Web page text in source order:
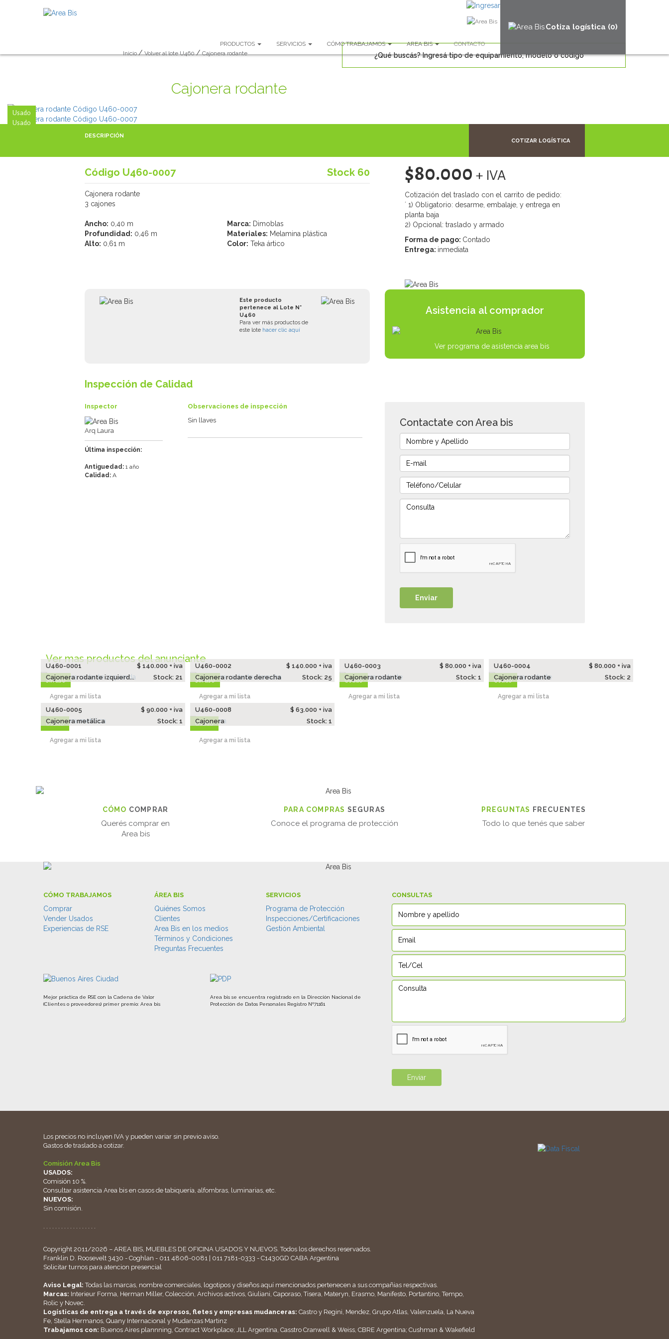
PRODUCTOS SERVICIOS CÓMO TRABAJAMOS AREA BIS CONTACTO
Cotiza logística (0)
Inicio / Volver al lote U460/ Cajonera rodante
Cajonera rodante
Usado
Usado
DESCRIPCIÓN
COTIZAR LOGÍSTICA
Código U460-0007 Stock 60
Cajonera rodante
3 cajones
Ancho: 0,40 m
Profundidad: 0,46 m
Alto: 0,61 m
Marca: Dimoblas
Materiales: Melamina plástica
Color: Teka ártico
$80.000+ IVA
Cotización del traslado con el carrito de pedido:
´ 1) Obligatorio: desarme, embalaje, y entrega en
planta baja
2) Opcional: traslado y armado
Forma de pago: Contado
Entrega: inmediata
Este producto
pertenece al Lote N°
U460
Para ver más productos de
este lote hacer clic aquí
Asistencia al comprador
Ver programa de asistencia area bis
Inspección de Calidad
Inspector
Arq Laura
Última inspección:
Antiguedad: 1 año
Calidad: A
Observaciones de inspección
Sin llaves
Contactate con Area bis
Ver mas productos del anunciante
Sin uso
U460-0001
$ 140.000 + iva
Cajonera rodante izquierd...
Stock: 21
Agregar a mi lista
Sin uso
U460-0002
$ 140.000 + iva
Cajonera rodante derecha
Stock: 25
Agregar a mi lista
Usado
U460-0003
$ 80.000 + iva
Cajonera rodante
Stock: 1
Agregar a mi lista
Usado
U460-0004
$ 80.000 + iva
Cajonera rodante
Stock: 2
Agregar a mi lista
Usado
U460-0005
$ 90.000 + iva
Cajonera metálica
Stock: 1
Agregar a mi lista
Usado
U460-0008
$ 63.000 + iva
Cajonera
Stock: 1
Agregar a mi lista
CÓMO COMPRAR
Querés comprar en
Area bis
PARA COMPRAS SEGURAS
Conoce el programa de protección
PREGUNTAS FRECUENTES
Todo lo que tenés que saber
CONSULTAS
CÓMO TRABAJAMOS
Comprar
Vender Usados
Experiencias de RSE
ÁREA BIS
Quiénes Somos
Clientes
Area Bis en los medios
Términos y Condiciones
Preguntas Frecuentes
SERVICIOS
Programa de Protección
Inspecciones/Certificaciones
Gestión Ambiental
Mejor práctica de RSE con la Cadena de Valor
(Clientes o proveedores) primer premio: Area bis
Area bis se encuentra registrado en la Dirección Nacional de
Protección de Datos Personales Registro Nº71161
Los precios no incluyen IVA y pueden variar sin previo aviso.
Gastos de traslado a cotizar.
Comisión Area Bis
USADOS:
Comisión 10 %.
Consultar asistencia Area bis en casos de tabiquería, alfombras, luminarias, etc.
NUEVOS:
Sin comisión.
Copyright 2011/2026 – AREA BIS, MUEBLES DE OFICINA USADOS Y NUEVOS. Todos los derechos reservados.
Franklin D. Roosevelt 3430 - Coghlan - 011 4806-0081 | 011 7181-0333 - C1430GD CABA Argentina
Solicitar turnos para atencion presencial
Aviso Legal: Todas las marcas, nombre comerciales, logotipos y diseños aquí mencionados pertenecen a sus compañias respectivas.
Marcas: Interieur Forma, Herman Miller, Colección, Archivos activos, Giuliani, Caporaso, Tisera, Materyn, Erasmo, Manifesto, Portantino, Tempo,
Rolic y Novec.
Logísticas de entrega a través de expresos, fletes y empresas mudanceras: Castro y Regini, Mendez, Grupo Atlas, Valenzuela, La Nueva
Fe, Stella Hermanos, Quany Internacional y Mudanzas Martinz
Trabajamos con: Buenos Aires plannning, Contract Workplace; JLL Argentina, Casstro Cranwell & Weiss, CBRE Argentina; Cushman & Wakefield